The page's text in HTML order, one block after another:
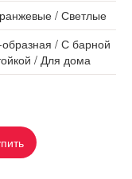
/ Светлые
/ С барной
/ Для дома